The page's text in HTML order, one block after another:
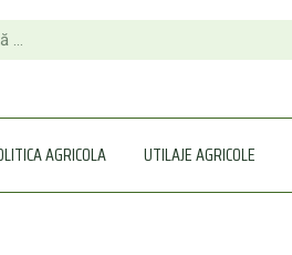
AGRICOLA UTILAJE AGRICOLE